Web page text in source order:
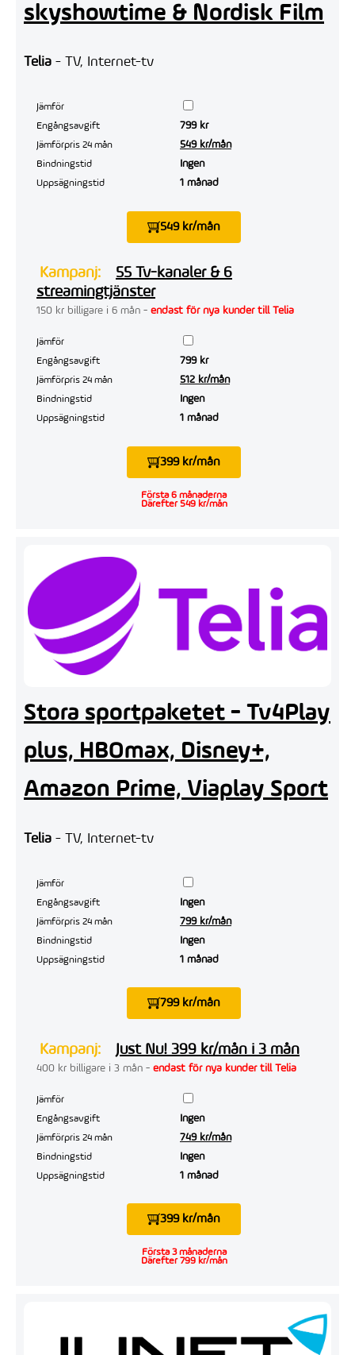
skyshowtime & Nordisk Film
Telia - TV, Internet-tv
Jämför
Engångsavgift
799 kr
Jämförpris 24 mån 549 kr/mån
Bindningstid Ingen
Uppsägningstid 1 månad
549 kr/mån
Kampanj:
55 Tv-kanaler & 6
streamingtjänster
150 kr billigare i 6 mån - endast för nya kunder till Telia
Jämför
Engångsavgift
799 kr
Jämförpris 24 mån 512 kr/mån
Bindningstid Ingen
Uppsägningstid 1 månad
399 kr/mån
Första 6 månaderna
Därefter 549 kr/mån
Stora sportpaketet - Tv4Play
plus, HBOmax, Disney+,
Amazon Prime, Viaplay Sport
Telia - TV, Internet-tv
Jämför
Engångsavgift
Ingen
Jämförpris 24 mån 799 kr/mån
Bindningstid Ingen
Uppsägningstid 1 månad
799 kr/mån
Kampanj: Just Nu! 399 kr/mån i 3 mån
400 kr billigare i 3 mån - endast för nya kunder till Telia
Jämför
Engångsavgift
Ingen
Jämförpris 24 mån 749 kr/mån
Bindningstid Ingen
Uppsägningstid 1 månad
399 kr/mån
Första 3 månaderna
Därefter 799 kr/mån